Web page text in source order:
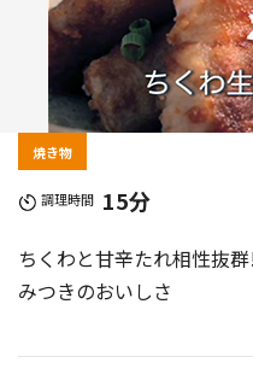
焼き物
調理時間 15分
ちくわと甘辛たれ相性抜
みつきのおいしさ